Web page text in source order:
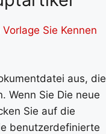
Sie Kennen
aus, die
Wenn Sie Die neue
Sie auf die
benutzerdefinierte